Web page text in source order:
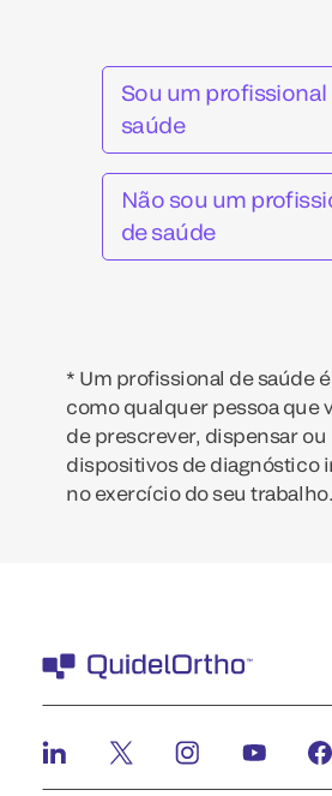
Sou um profissional
saúde
Não sou um
de saúde
* Um profissional de saúde
como qualquer pessoa que
de prescrever, dispensar ou
dispositivos de diagnóstico
no exercício do seu trabalho.